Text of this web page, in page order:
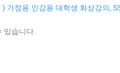
있습니다.